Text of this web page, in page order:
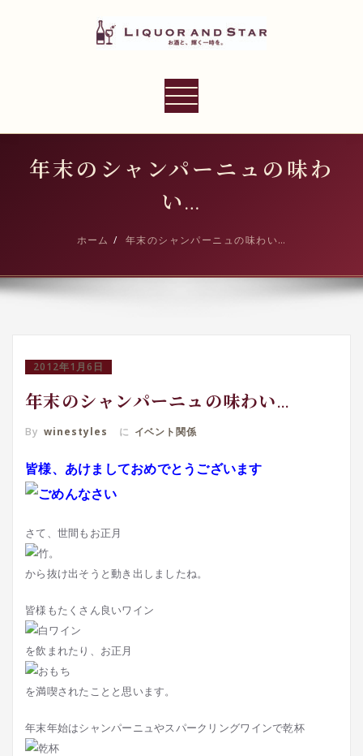
プ
LIQUOR AND STAR
ナ
ー
ョ
り
年末のシャンパーニュの味わ
い…
ホーム 年末のシャンパーニュの味わい…
2012年1月6日
年末のシャンパーニュの味わい…
By winestyles に イベント関係
皆様、あけましておめでとうございます
さて、世間もお正月
から抜け出そうと動き出しましたね。
皆様もたくさん良いワイン
を飲まれたり、お正月
を満喫されたことと思います。
年末年始はシャンパーニュやスパークリングワインで乾杯